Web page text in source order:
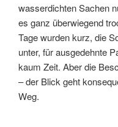
wasserdichten Sachen
es ganz überwiegend
Tage wurden kurz, die
unter, für ausgedehnte
kaum Zeit. Aber die
– der Blick geht
Weg.